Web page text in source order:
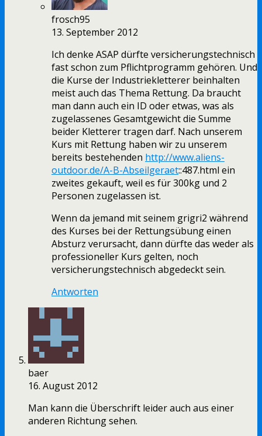
frosch95
13. September 2012
Ich denke ASAP dürfte versicherungstechnisch
fast schon zum Pflichtprogramm gehören. Und
die Kurse der Industriekletterer beinhalten
meist auch das Thema Rettung. Da braucht
man dann auch ein ID oder etwas, was als
zugelassenes Gesamtgewicht die Summe
beider Kletterer tragen darf. Nach unserem
Kurs mit Rettung haben wir zu unserem
bereits bestehenden http://www.aliens-
outdoor.de/A-B-Abseilgeraet::487.html ein
zweites gekauft, weil es für 300kg und 2
Personen zugelassen ist.
Wenn da jemand mit seinem grigri2 während
des Kurses bei der Rettungsübung einen
Absturz verursacht, dann dürfte das weder als
professioneller Kurs gelten, noch
versicherungstechnisch abgedeckt sein.
Antworten
baer
16. August 2012
Man kann die Überschrift leider auch aus einer
anderen Richtung sehen.